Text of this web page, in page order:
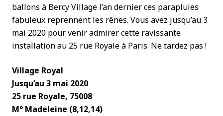
ballons à Bercy Village l’an dernier ces parapluies
fabuleux reprennent les rênes. Vous avez jusqu’au 3
mai 2020 pour venir admirer cette ravissante
installation au 25 rue Royale à Paris. Ne tardez pas !
Village Royal
Jusqu’au 3 mai 2020
25 rue Royale, 75008
M° Madeleine (8,12,14)